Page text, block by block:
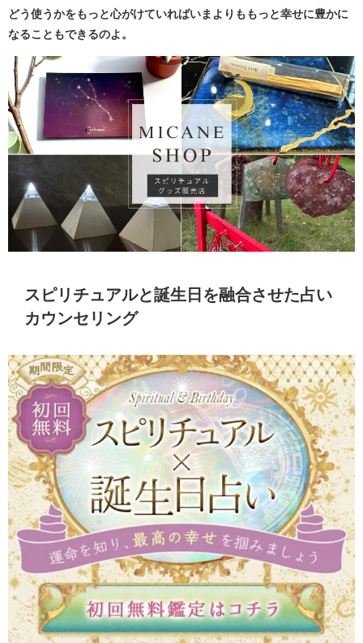
どう使うかをもっと心がけていればいまよりももっと幸せに豊かに
なることもできるのよ。
スピリチュアルと誕生日を融合させた占い
カウンセリング